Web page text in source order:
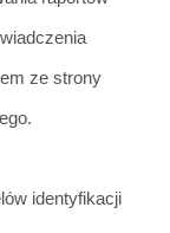
ze strony
o.
identyfikacji